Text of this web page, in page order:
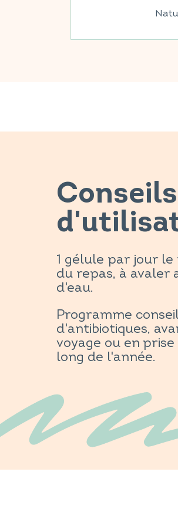
Conseils
1 gélule par jour
du repas, à avaler
d'eau.
Programme
d'antibiotiques,
voyage ou en
long de l'année.